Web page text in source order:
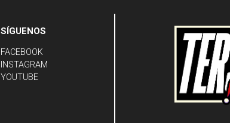
SÍGUENOS
FACEBOOK
INSTAGRAM
YOUTUBE